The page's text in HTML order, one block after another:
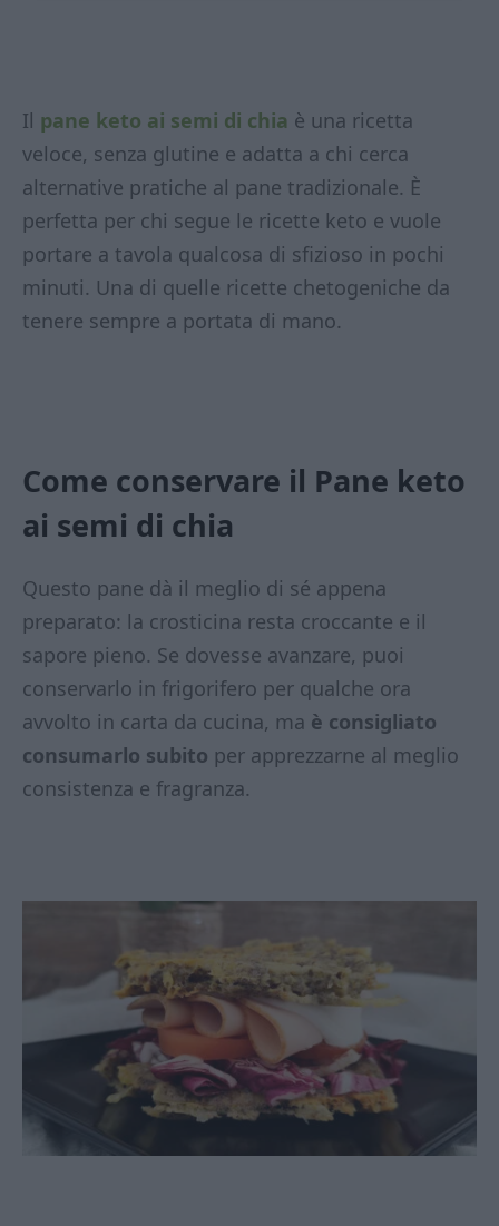
Il pane keto ai semi di chia è una ricetta
veloce, senza glutine e adatta a chi cerca
alternative pratiche al pane tradizionale. È
perfetta per chi segue le ricette keto e vuole
portare a tavola qualcosa di sfizioso in pochi
minuti. Una di quelle ricette chetogeniche da
tenere sempre a portata di mano.
Come conservare il Pane keto
ai semi di chia
Questo pane dà il meglio di sé appena
preparato: la crosticina resta croccante e il
sapore pieno. Se dovesse avanzare, puoi
conservarlo in frigorifero per qualche ora
avvolto in carta da cucina, ma è consigliato
consumarlo subito per apprezzarne al meglio
consistenza e fragranza.